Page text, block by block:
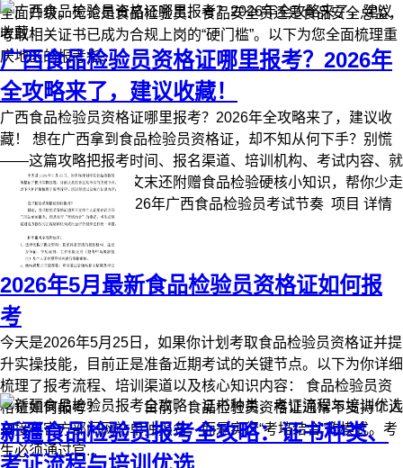
全面升级。无论是食品检验员、食品安全员还是食品安全总监，
考取相关证书已成为合规上岗的“硬门槛”。以下为您全面梳理重
庆地区的报考指...
广西食品检验员资格证哪里报考？2026年
全攻略来了，建议收藏！
广西食品检验员资格证哪里报考？2026年全攻略来了，建议收
藏！ 想在广西拿到食品检验员资格证，却不知从何下手？别慌
——这篇攻略把报考时间、报名渠道、培训机构、考试内容、就
业前景一次性讲透，文末还附赠食品检验硬核小知识，帮你少走
三个月弯路。 一、2026年广西食品检验员考试节奏 项目 详情
考试时间 线...
2026年5月最新食品检验员资格证如何报
考
今天是2026年5月25日，如果你计划考取食品检验员资格证并提
升实操技能，目前正是准备近期考试的关键节点。以下为你详细
梳理了报考流程、培训渠道以及核心知识内容： 食品检验员资
格证如何报考？ 目前，食品检验员资格证通常不支持个人
直接在官方部门网站单独报名，而是实行“考培结合”的模式。考
生必须通过官...
新疆食品检验员报考全攻略：证书种类、